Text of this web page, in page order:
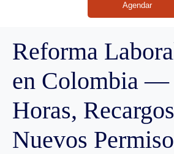
Agendar
Reforma
en Colombia —
Horas,
Nuevos